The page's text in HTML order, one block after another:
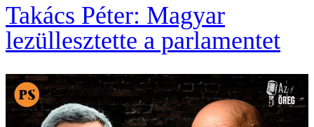
Takács Péter: Magyar
lezüllesztette a parlamentet